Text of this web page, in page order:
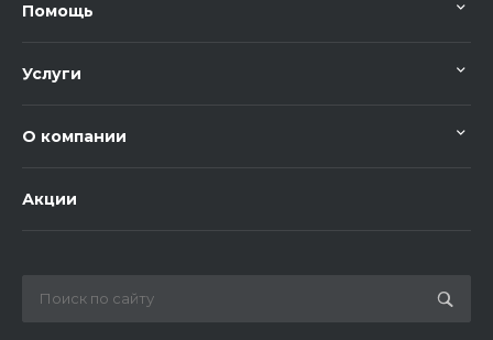
Помощь
Услуги
О компании
Акции